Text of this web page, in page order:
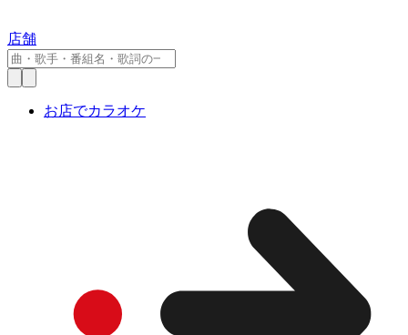
店舗
お店でカラオケ